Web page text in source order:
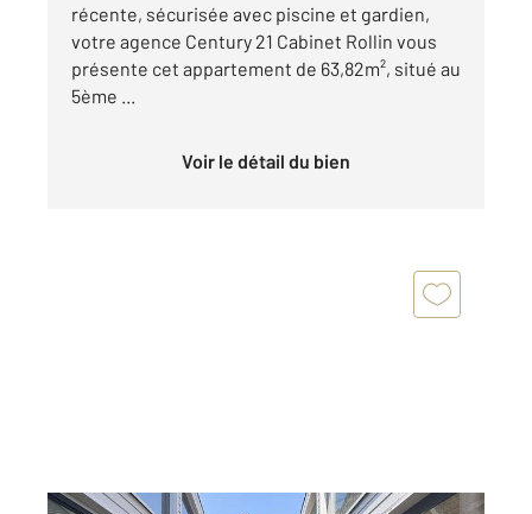
récente, sécurisée avec piscine et gardien,
votre agence Century 21 Cabinet Rollin vous
présente cet appartement de 63,82m², situé au
5ème ...
Voir le détail du bien